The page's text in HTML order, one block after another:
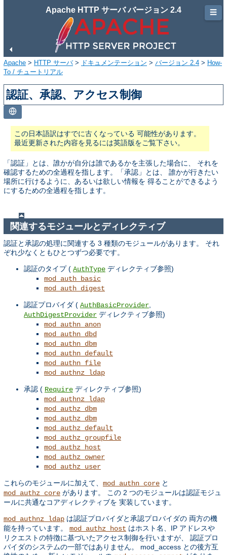
Apache HTTP サーバ バージョン 2.4
Apache > HTTP サーバ> ドキュメンテーション > バージョン 2.4 > How-
To / チュートリアル
認証、承認、アクセス制御
この日本語訳はすでに古くなっている 可能性があります。
最近更新された内容を見るには英語版をご覧下さい。
「認証」とは、誰かが自分は誰であるかを主張した場合に、 それを
確認するための全過程を指します。「承認」とは、 誰かが行きたい
場所に行けるように、あるいは欲しい情報を 得ることができるよう
にするための全過程を指します。
関連するモジュールとディレクティブ
認証と承認の処理に関連する 3 種類のモジュールがあります。 それ
ぞれ少なくともひとつずつ必要です。
認証のタイプ ( AuthType ディレクティブ参照)
mod_auth_basic
mod_auth_digest
認証プロバイダ ( AuthBasicProvider
AuthDigestProvider ディレクティブ参照)
mod_authn_anon
mod_authn_dbd
mod_authn_dbm
mod_authn_default
mod_authn_file
mod_authnz_ldap
承認 ( Require ディレクティブ参照)
mod_authnz_ldap
mod_authz_dbm
mod_authz_dbm
mod_authz_default
mod_authz_groupfile
mod_authz_host
mod_authz_owner
mod_authz_user
これらのモジュールに加えて、 mod_authn_core と
mod_authz_core があります。 この 2 つのモジュールは認証モジュ
ールに共通なコアディレクティブを 実装しています。
mod_authnz_ldap は認証プロバイダと承認プロバイダの 両方の機
能を持っています。 mod_authz_host はホスト名、IP アドレスや
リクエストの特徴に基づいたアクセス制御を行いますが、 認証プロ
バイダのシステムの一部ではありません。 mod_access との後方互
☰